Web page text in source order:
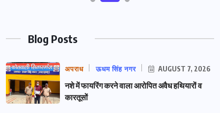
Blog Posts
अपराध ऊधम सिंह नगर AUGUST 7, 2026
नशे में फायरिंग करने वाला आरोपित अवैध हथियारों व
कारतूसों